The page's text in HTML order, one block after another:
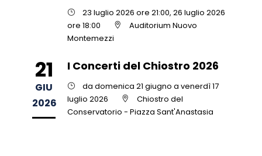
23 luglio 2026 ore 21:00, 26 luglio 2026
ore 18:00
Auditorium Nuovo
Montemezzi
21
GIU
2026
I Concerti del Chiostro 2026
da domenica 21 giugno a venerdì 17
luglio 2026
Chiostro del
Conservatorio - Piazza Sant'Anastasia